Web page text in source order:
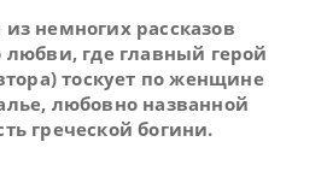
немногих рассказов
любви, где главный герой
тоскует по женщине
любовно названной
греческой богини.